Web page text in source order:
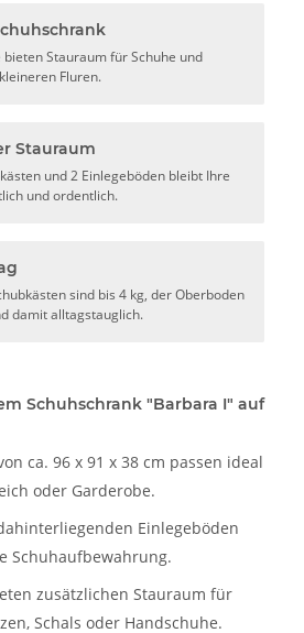
Stauraum für Schuhe und
Fluren.
Stauraum
und 2 Einlegeböden bleibt Ihre
und ordentlich.
sind bis 4 kg, der Oberboden
damit alltagstauglich.
Schuhschrank "Barbara I" auf
ca. 96 x 91 x 38 cm passen ideal
oder Garderobe.
Einlegeböden
Schuhaufbewahrung.
zusätzlichen Stauraum für
Schals oder Handschuhe.